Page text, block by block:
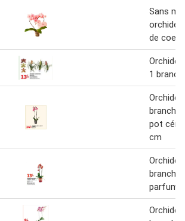
Sans
de coeur
1
pot
cm
parfumé